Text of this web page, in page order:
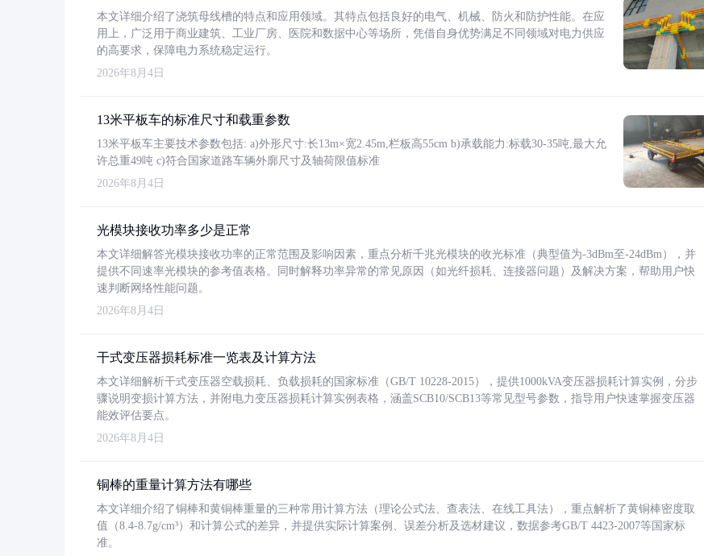
本文详细介绍了浇筑母线槽的特点和应用领域。其特点包括良好的电气、机械、防火和防护性能。在应
用上，广泛用于商业建筑、工业厂房、医院和数据中心等场所，凭借自身优势满足不同领域对电力供应
的高要求，保障电力系统稳定运行。
2026年8月4日
13米平板车的标准尺寸和载重参数
13米平板车主要技术参数包括: a)外形尺寸:长13m×宽2.45m,栏板高55cm b)承载能力:标载30-35吨,最大允
许总重49吨 c)符合国家道路车辆外廓尺寸及轴荷限值标准
2026年8月4日
光模块接收功率多少是正常
本文详细解答光模块接收功率的正常范围及影响因素，重点分析千兆光模块的收光标准（典型值为-3dBm至-24dBm），并
提供不同速率光模块的参考值表格。同时解释功率异常的常见原因（如光纤损耗、连接器问题）及解决方案，帮助用户快
速判断网络性能问题。
2026年8月4日
干式变压器损耗标准一览表及计算方法
本文详细解析干式变压器空载损耗、负载损耗的国家标准（GB/T 10228-2015），提供1000kVA变压器损耗计算实例，分步
骤说明变损计算方法，并附电力变压器损耗计算实例表格，涵盖SCB10/SCB13等常见型号参数，指导用户快速掌握变压器
能效评估要点。
2026年8月4日
铜棒的重量计算方法有哪些
本文详细介绍了铜棒和黄铜棒重量的三种常用计算方法（理论公式法、查表法、在线工具法），重点解析了黄铜棒密度取
值（8.4-8.7g/cm³）和计算公式的差异，并提供实际计算案例、误差分析及选材建议，数据参考GB/T 4423-2007等国家标
准。